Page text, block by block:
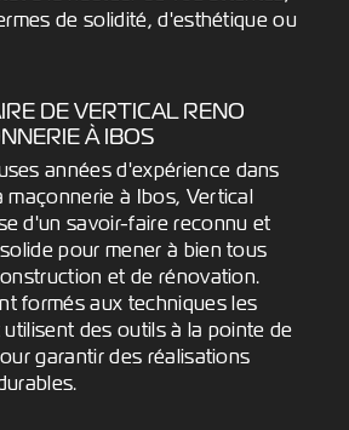
de solidité, d'esthétique ou
DE VERTICAL RENO
À IBOS
années d'expérience dans
maçonnerie à Ibos, Vertical
d'un savoir-faire reconnu et
pour mener à bien tous
et de rénovation.
formés aux techniques les
des outils à la pointe de
garantir des réalisations